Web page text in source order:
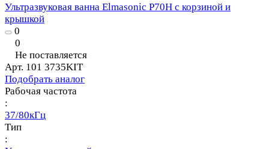
Ультразвуковая ванна Elmasonic P70H с корзиной и
крышкой
0
0
Не поставляется
Арт. 101 3735KIT
Подобрать аналог
Рабочая частота
:
37/80кГц
Тип
: